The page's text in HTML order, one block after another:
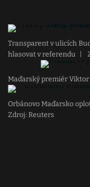
Transparent v ulicích
hlasovat v referendu
Maďarský premiér Viktor
Orbánovo Maďarsko
Zdroj: Reuters